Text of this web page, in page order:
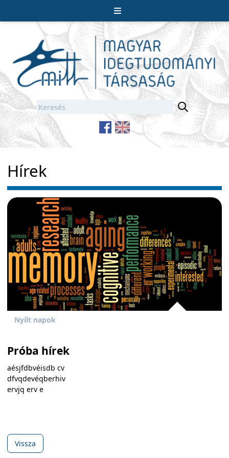
Hírek
Próba hírek
aésjfdbvéisdb cv
dfvqdevéqberhiv
ervjq erv e
Vissza
Nyílt napok